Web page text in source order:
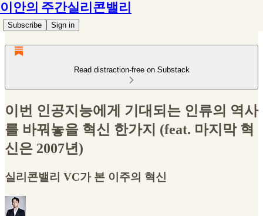
이안의 주간실리콘밸리
Subscribe Sign in
Read distraction-free on Substack
이번 인공지능에게 기대되는 인류의 역사
를 바꿔놓을 혁신 한가지 (feat. 마지막 혁
신은 2007년)
실리콘밸리 VC가 본 이주의 혁신